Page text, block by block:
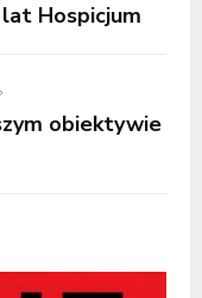
Hospicjum
obiektywie